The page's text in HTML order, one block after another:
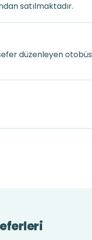
satılmaktadır.
düzenleyen otobüs